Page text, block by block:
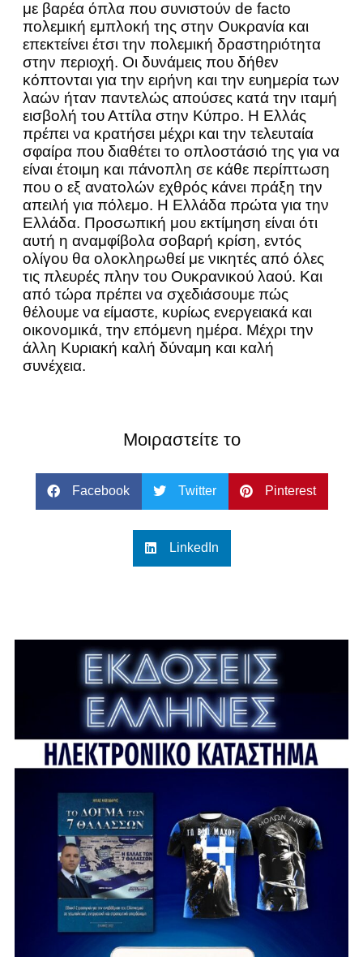
με βαρέα όπλα που συνιστούν de facto
πολεμική εμπλοκή της στην Ουκρανία και
επεκτείνει έτσι την πολεμική δραστηριότητα
στην περιοχή. Οι δυνάμεις που δήθεν
κόπτονται για την ειρήνη και την ευημερία των
λαών ήταν παντελώς απούσες κατά την ιταμή
εισβολή του Αττίλα στην Κύπρο. Η Ελλάς
πρέπει να κρατήσει μέχρι και την τελευταία
σφαίρα που διαθέτει το οπλοστάσιό της για να
είναι έτοιμη και πάνοπλη σε κάθε περίπτωση
που ο εξ ανατολών εχθρός κάνει πράξη την
απειλή για πόλεμο. Η Ελλάδα πρώτα για την
Ελλάδα. Προσωπική μου εκτίμηση είναι ότι
αυτή η αναμφίβολα σοβαρή κρίση, εντός
ολίγου θα ολοκληρωθεί με νικητές από όλες
τις πλευρές πλην του Ουκρανικού λαού. Και
από τώρα πρέπει να σχεδιάσουμε πώς
θέλουμε να είμαστε, κυρίως ενεργειακά και
οικονομικά, την επόμενη ημέρα. Μέχρι την
άλλη Κυριακή καλή δύναμη και καλή
συνέχεια.
Μοιραστείτε το
Facebook Twitter Pinterest
LinkedIn